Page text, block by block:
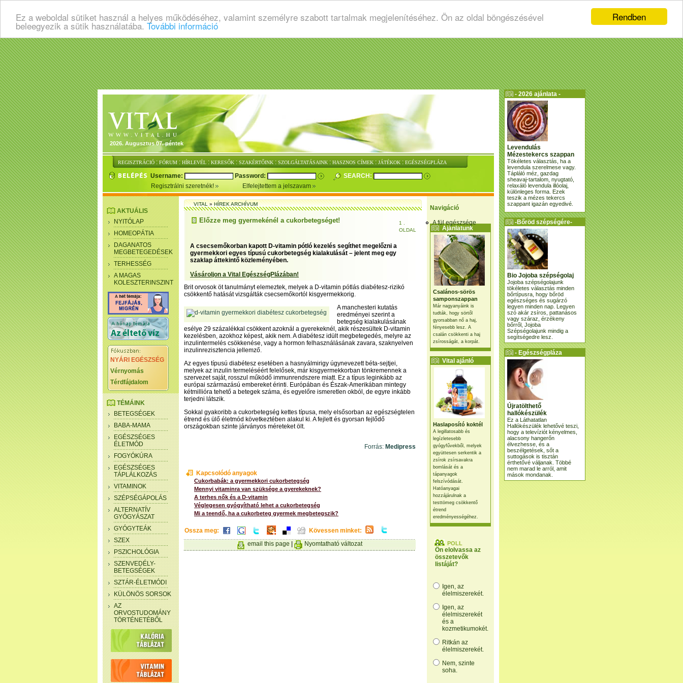
Rendben
Ez a weboldal sütiket használ a helyes működéséhez, valamint személyre szabott tartalmak megjelenítéséhez. Ön az oldal böngészésével
beleegyezik a sütik használatába. További információ
2026. Augusztus 07. péntek
REGISZTRÁCIÓ : FÓRUM : HÍRLEVÉL : KERESŐK : SZAKÉRTŐINK : SZOLGÁLTATÁSAINK : HASZNOS CÍMEK : JÁTÉKOK : EGÉSZSÉGPLÁZA
Username: Password:
SEARCH:
Regisztrálni szeretnék!
Elfelejtettem a jelszavam
Navigáció
A fül egészsége
Ajánlatunk
Csalános-sörös
samponszappan
Már nagyanyáink is
tudták, hogy sörtől
gyorsabban nő a haj,
fényesebb lesz. A
csalán csökkenti a haj
zsírosságát, a korpát.
Vital ajánló
Haslaposító koktél
A legillatosabb és
legízletesebb
gyógyfűvekből, melyek
együttesen serkentik a
zsírok zsírsavakra
bomlását és a
tápanyagok
felszívódását.
Hatóanyagai
hozzájárulnak a
testtömeg csökkentő
étrend
eredményességéhez.
POLL
Ön elolvassa az
összetevők
listáját?
Igen, az
élelmiszerekét.
Igen, az
élelmiszerekét
és a
kozmetikumokét.
Ritkán az
élelmiszerekét.
Nem, szinte
soha.
AKTUÁLIS
NYITÓLAP
HOMEOPÁTIA
DAGANATOS
MEGBETEGEDÉSEK
TERHESSÉG
A MAGAS
KOLESZTERINSZINT
NYÁRI EGÉSZSÉG
Vérnyomás
Térdfájdalom
TÉMÁINK
BETEGSÉGEK
BABA-MAMA
EGÉSZSÉGES
ÉLETMÓD
FOGYÓKÚRA
EGÉSZSÉGES
TÁPLÁLKOZÁS
VITAMINOK
SZÉPSÉGÁPOLÁS
ALTERNATÍV
GYÓGYÁSZAT
GYÓGYTEÁK
SZEX
PSZICHOLÓGIA
SZENVEDÉLY-
BETEGSÉGEK
SZTÁR-ÉLETMÓDI
KÜLÖNÖS SORSOK
AZ
ORVOSTUDOMÁNY
TÖRTÉNETÉBŐL
VITAL»HÍREK ARCHÍVUM
Előzze meg gyermekénél a cukorbetegséget!
1 .
OLDAL
A csecsemőkorban kapott D-vitamin pótló kezelés segíthet megelőzni a
gyermekkori egyes típusú cukorbetegség kialakulását – jelent meg egy
szaklap áttekintő közleményében.
Vásároljon a Vital EgészségPlázában!
Brit orvosok öt tanulmányt elemeztek, melyek a D-vitamin pótlás diabétesz-rizikó
csökkentő hatását vizsgálták csecsemőkortól kisgyermekkorig.
A manchesteri kutatás
eredményei szerint a
betegség kialakulásának
esélye 29 százalékkal csökkent azoknál a gyerekeknél, akik részesültek D-vitamin
kezelésben, azokhoz képest, akik nem. A diabétesz idült megbetegedés, melyre az
inzulintermelés csökkenése, vagy a hormon felhasználásának zavara, szaknyelven
inzulinrezisztencia jellemző.
Az egyes típusú diabétesz esetében a hasnyálmirigy úgynevezett béta-sejtjei,
melyek az inzulin termeléséért felelősek, már kisgyermekkorban tönkremennek a
szervezet saját, rosszul működő immunrendszere miatt. Ez a típus leginkább az
európai származású embereket érinti. Európában és Észak-Amerikában mintegy
kétmillióra tehető a betegek száma, és egyelőre ismeretlen okból, de egyre inkább
terjedni látszik.
Sokkal gyakoribb a cukorbetegség kettes típusa, mely elsősorban az egészségtelen
étrend és ülő életmód következtében alakul ki. A fejlett és gyorsan fejlődő
országokban szinte járványos méreteket ölt.
Forrás: Medipress
Kapcsolódó anyagok
Cukorbabák: a gyermekkori cukorbetegség
Mennyi vitaminra van szüksége a gyerekeknek?
A terhes nők és a D-vitamin
Véglegesen gyógyítható lehet a cukorbetegség
Mi a teendő, ha a cukorbeteg gyermek megbetegszik?
Ossza meg:
Kövessen minket:
email this page
Nyomtatható változat
- 2026 ajánlata -
Levendulás
Mézestekercs szappan
Tökéletes választás, ha a
levendula szerelmese vagy.
Tápláló méz, gazdag
sheavaj-tartalom, nyugtató,
relaxáló levendula illóolaj,
különleges forma. Ezek
teszik a mézes tekercs
szappant igazán egyedivé.
-Bőröd szépségére-
Bio Jojoba szépségolaj
Jojoba szépségolajunk
tökéletes választás minden
bőrtípusra, hogy bőröd
egészséges és sugárzó
legyen minden nap. Legyen
szó akár zsíros, pattanásos
vagy száraz, érzékeny
bőrről, Jojoba
Szépségolajunk mindig a
segítségedre lesz.
- Egészségpláza
ajánlatunk -
Újratölthető
hallókészülék
Ez a Láthatatlan
Hallókészülék lehetővé teszi,
hogy a televíziót kényelmes,
alacsony hangerőn
élvezhesse, és a
beszélgetések, sőt a
suttogások is tisztán
érthetővé váljanak. Többé
nem marad le arról, amit
mások mondanak.